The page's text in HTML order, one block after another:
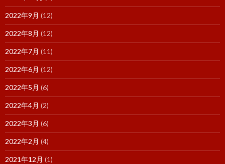
2022年9月 (12)
2022年8月 (12)
2022年7月 (11)
2022年6月 (12)
2022年5月 (6)
2022年4月 (2)
2022年3月 (6)
2022年2月 (4)
2021年12月 (1)